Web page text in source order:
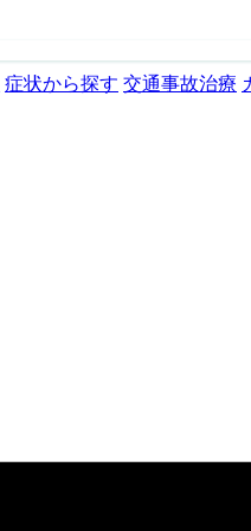
症状から探す 交通事故治療